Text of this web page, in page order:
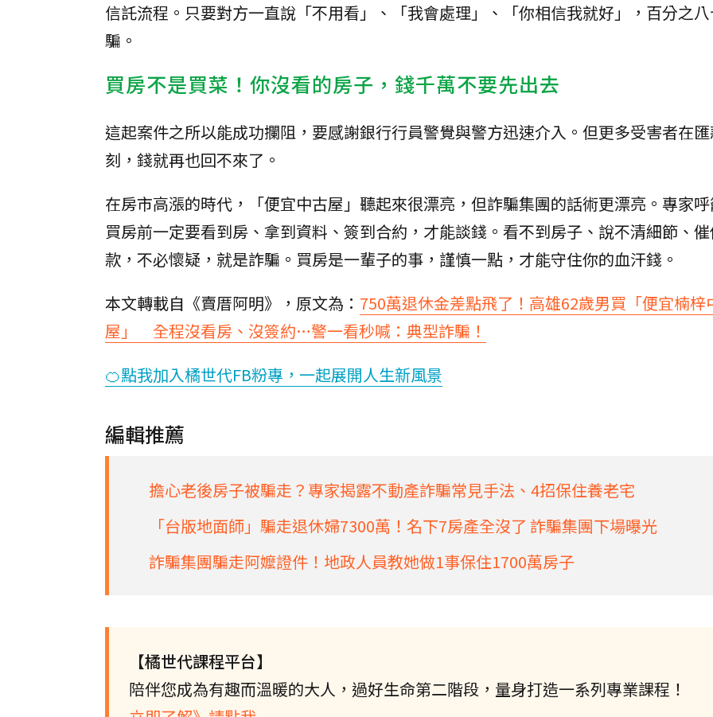
信託流程。只要對方一直說「不用看」、「我會處理」、「你相信我就好」，百分之
騙。
買房不是買菜！你沒看的房子，錢千萬不要先出去
這起案件之所以能成功攔阻，要感謝銀行行員警覺與警方迅速介入。但更多受害者在
刻，錢就再也回不來了。
在房市高漲的時代，「便宜中古屋」聽起來很漂亮，但詐騙集團的話術更漂亮。專家
買房前一定要看到房、拿到資料、簽到合約，才能談錢。看不到房子、說不清細節、
款，不必懷疑，就是詐騙。買房是一輩子的事，謹慎一點，才能守住你的血汗錢。
本文轉載自《賣厝阿明》，原文為： 750萬退休金差點飛了！高雄62歲男買「便宜楠梓
屋」 全程沒看房、沒簽約…警一看秒喊：典型詐騙！
🍊點我加入橘世代FB粉專，一起展開人生新風景
編輯推薦
擔心老後房子被騙走？專家揭露不動產詐騙常見手法、4招保住養老宅
「台版地面師」騙走退休婦7300萬！名下7房產全沒了 詐騙集團下場曝光
詐騙集團騙走阿嬤證件！地政人員教她做1事保住1700萬房子
【橘世代課程平台】
陪伴您成為有趣而溫暖的大人，過好生命第二階段，量身打造一系列專業課程！